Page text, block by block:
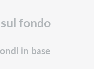
fondo
in base